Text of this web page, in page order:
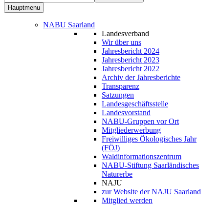
Hauptmenu
NABU Saarland
Landesverband
Wir über uns
Jahresbericht 2024
Jahresbericht 2023
Jahresbericht 2022
Archiv der Jahresberichte
Transparenz
Satzungen
Landesgeschäftsstelle
Landesvorstand
NABU-Gruppen vor Ort
Mitgliederwerbung
Freiwilliges Ökologisches Jahr
(FÖJ)
Waldinformationszentrum
NABU-Stiftung Saarländisches
Naturerbe
NAJU
zur Website der NAJU Saarland
Mitglied werden